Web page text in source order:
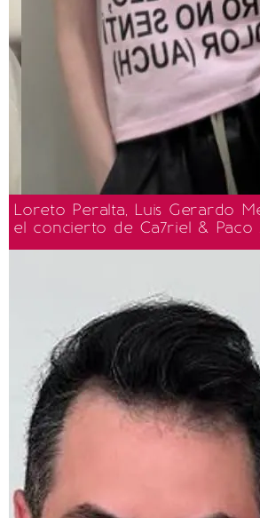
Loreto Peralta, Luis Gerardo
el concierto de Ca7riel & Paco